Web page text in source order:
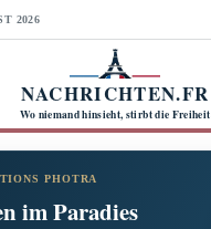
2026
NACHRICHTEN.FR
Wo niemand hinsieht, stirbt die Freiheit
PHOTRA
im Paradies